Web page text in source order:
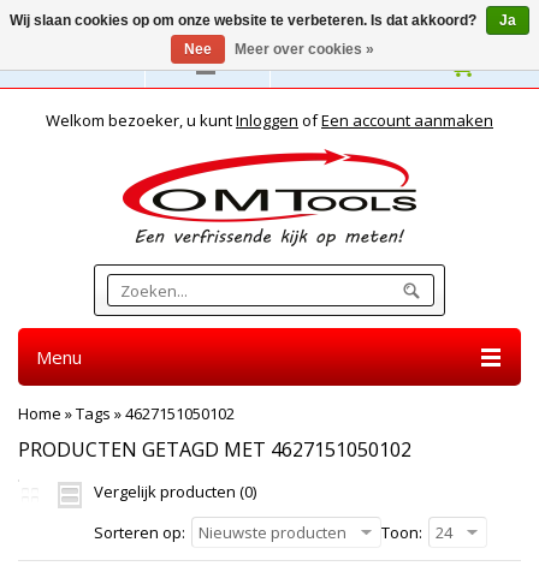
Nederlands
Welkom bezoeker, u kuntInloggen ofEen account aanmaken
Menu
Home »Tags »4627151050102
PRODUCTEN GETAGD MET 4627151050102
Vergelijk producten (0)
Sorteren op:
Nieuwste producten Toon: 24
Wij slaan cookies op om onze website te verbeteren. Is dat akkoord?
Ja
Nee
Meer over cookies »